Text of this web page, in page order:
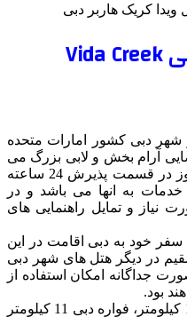
ویدا کریک هاربر دبی
هتل ویدا کریک هاربر دبی Vida Creek
در شهر دبی کشور امارات متحده
آرام بخش و لابی بزرگ می
باشد که در تمامی ساعات شبانه روز در قسمت پذیرش 24 ساعته
خدمات به انها می باشد و در
نیاز و تمایل راهنمایی های
سفر خود به دبی اقامت در این
در دیگر هتل های شهر دبی
جداگانه امکان استفاده از
بود.
فاصله این هتل تا مرکز خرید دبی 10 کیلومتر، فواره دبی 11 کیلومتر